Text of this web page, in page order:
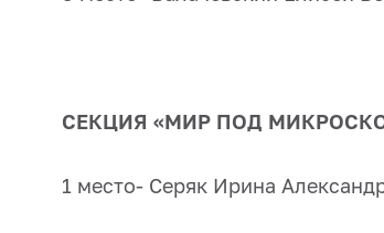
СЕКЦИЯ «МИР ПОД
1 место- Серяк Ирина